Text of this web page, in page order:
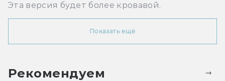
Эта версия будет более кровавой.
Показать ещё
Рекомендуем